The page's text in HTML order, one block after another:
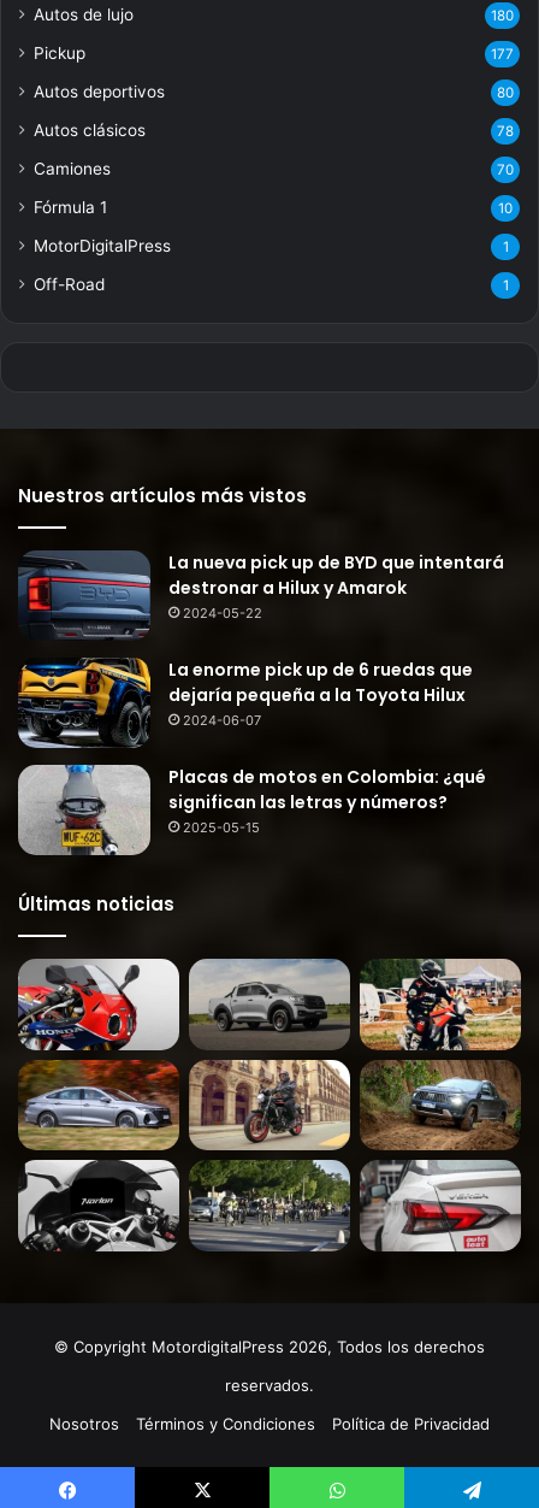
Autos de lujo 180
Pickup 177
Autos deportivos 80
Autos clásicos 78
Camiones 70
Fórmula 1 10
MotorDigitalPress 1
Off-Road 1
Nuestros artículos más vistos
La nueva pick up de BYD que intentará
destronar a Hilux y Amarok
2024-05-22
La enorme pick up de 6 ruedas que
dejaría pequeña a la Toyota Hilux
2024-06-07
Placas de motos en Colombia: ¿qué
significan las letras y números?
2025-05-15
Últimas noticias
© Copyright MotordigitalPress 2026, Todos los derechos
reservados.
Nosotros
Términos y Condiciones Política de Privacidad